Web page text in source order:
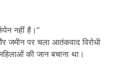
नहीं है।”
जमीन पर चला आतंकवाद विरोधी
की जान बचाना था।